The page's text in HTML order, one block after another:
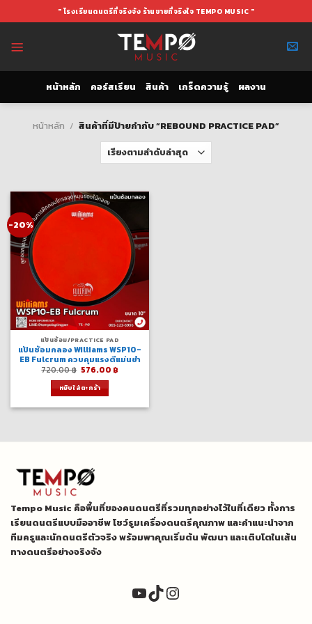
to
" โรงเรียนดนตรีที่จริงจัง ร้านขายที่จริงใจ TEMPO MUSIC "
หน้าหลัก คอร์สเรียน สินค้า เกร็ดความรู้ ผลงาน
หน้าหลัก / สินค้าที่มีป้ายกำกับ “REBOUND PRACTICE PAD”
-20%
แป้นซ้อม/PRACTICE PAD
แป้นซ้อมกลอง Williams WSP10-
EB Fulcrum ควบคุมแรงตีแม่นยำ
720.00฿ Original
was:
720.00 ฿.
576.00 ฿Current
หยิบใส่ตะกร้า
Tempo Music คือพื้นที่ของคนดนตรีที่รวมทุกอย่างไว้ในที่เดียว ทั้งการ
เรียนดนตรีแบบมืออาชีพ โชว์รูมเครื่องดนตรีคุณภาพ และคำแนะนำจาก
ทีมครูและนักดนตรีตัวจริง พร้อมพาคุณเริ่มต้น พัฒนา และเติบโตในเส้น
ทางดนตรีอย่างจริงจัง
YouTube
TikTok
Instagram